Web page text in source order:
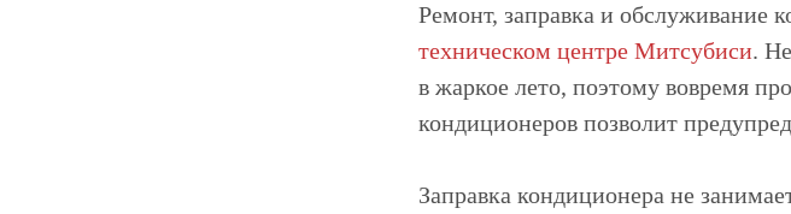
Ремонт, заправка и обслуживание
техническом центре Митсубиси.
в жаркое лето, поэтому вовремя
кондиционеров позволит
Заправка кондиционера не